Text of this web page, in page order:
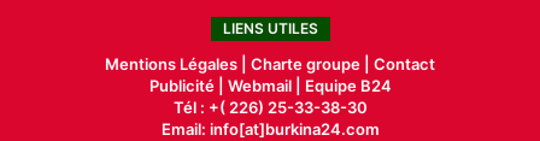
LIENS UTILES
Mentions Légales | Charte groupe | Contact
Publicité| Webmail |
Equipe B24
Tél : +( 226) 25-33-38-30
Email: info[at]burkina24.com